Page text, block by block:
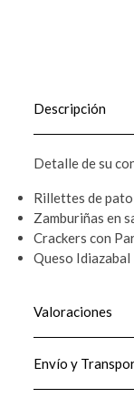
Descripción
Detalle de su
Rillettes de
Zamburiñas en
Crackers con
Queso
Valoraciones
Envío y